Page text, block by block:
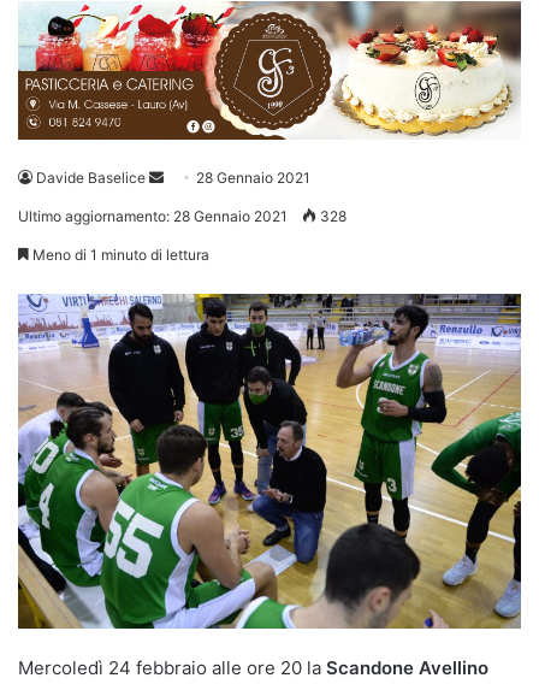
Davide Baselice
Invia 28 Gennaio 2021
Ultimo aggiornamento: 28 Gennaio 2021 328
Meno di 1 minuto di lettura
Mercoledì 24 febbraio alle ore 20 la Scandone Avellino